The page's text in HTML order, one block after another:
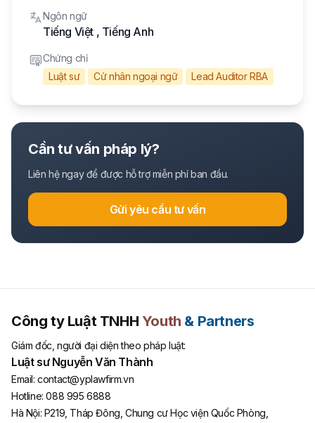
Ngôn ngữ
Tiếng Việt , Tiếng Anh
Chứng chỉ
Luật sư
Cử nhân ngoại ngữ Lead Auditor RBA
Cần tư vấn pháp lý?
Liên hệ ngay để được hỗ trợ miễn phí ban đầu.
Gửi yêu cầu tư vấn
Công ty Luật TNHH Youth & Partners
Giám đốc, người đại diện theo pháp luật:
Luật sư Nguyễn Văn Thành
Email: contact@yplawfirm.vn
Hotline: 088 995 6888
Hà Nội: P219, Tháp Đông, Chung cư Học viện Quốc Phòng,